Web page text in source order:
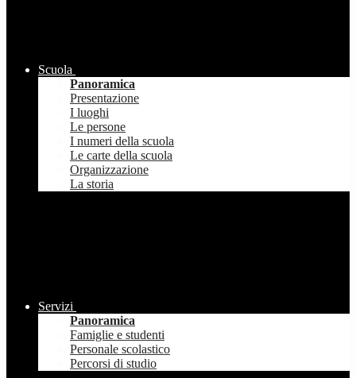
Scuola
Panoramica
Presentazione
I luoghi
Le persone
I numeri della scuola
Le carte della scuola
Organizzazione
La storia
Servizi
Panoramica
Famiglie e studenti
Personale scolastico
Percorsi di studio